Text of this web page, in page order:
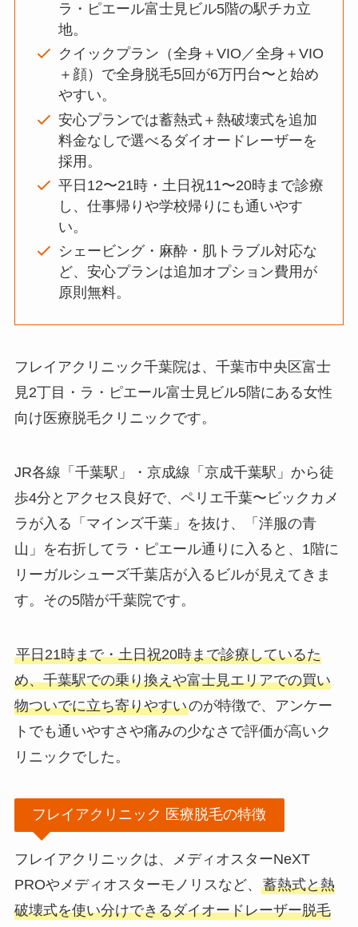
ラ・ピエール富士見ビル5階の駅チカ立
地。
クイックプラン（全身＋VIO／全身＋VIO
＋顔）で全身脱毛5回が6万円台〜と始め
やすい。
安心プランでは蓄熱式＋熱破壊式を追加
料金なしで選べるダイオードレーザーを
採用。
平日12〜21時・土日祝11〜20時まで診療
し、仕事帰りや学校帰りにも通いやす
い。
シェービング・麻酔・肌トラブル対応な
ど、安心プランは追加オプション費用が
原則無料。
フレイアクリニック千葉院は、千葉市中央区富士
見2丁目・ラ・ピエール富士見ビル5階にある女性
向け医療脱毛クリニックです。
JR各線「千葉駅」・京成線「京成千葉駅」から徒
歩4分とアクセス良好で、ペリエ千葉〜ビックカメ
ラが入る「マインズ千葉」を抜け、「洋服の青
山」を右折してラ・ピエール通りに入ると、1階に
リーガルシューズ千葉店が入るビルが見えてきま
す。その5階が千葉院です。
平日21時まで・土日祝20時まで診療しているた
め、千葉駅での乗り換えや富士見エリアでの買い
物ついでに立ち寄りやすいのが特徴で、アンケー
トでも通いやすさや痛みの少なさで評価が高いク
リニックでした。
フレイアクリニック 医療脱毛の特徴
フレイアクリニックは、メディオスターNeXT
PROやメディオスターモノリスなど、 蓄熱式と熱
破壊式を使い分けできるダイオードレーザー脱毛